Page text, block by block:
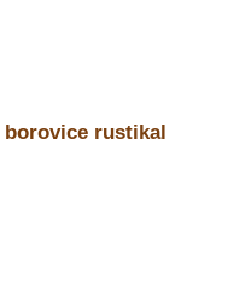
borovice rustikal